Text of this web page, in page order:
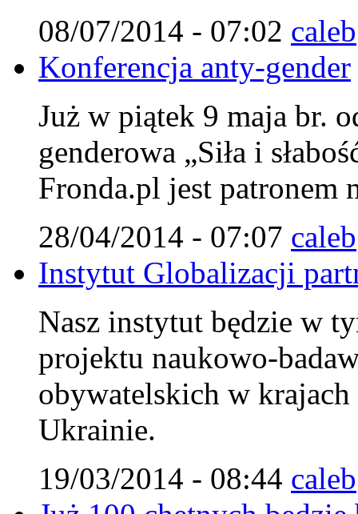
08/07/2014 - 07:02 caleb
Konferencja anty-gender
Już w piątek 9 maja br.
genderowa „Siła i
Fronda.pl jest patronem
28/04/2014 - 07:07 caleb
Instytut Globalizacji
Nasz instytut będzie w
projektu naukowo-
obywatelskich w
Ukrainie.
19/03/2014 - 08:44 caleb